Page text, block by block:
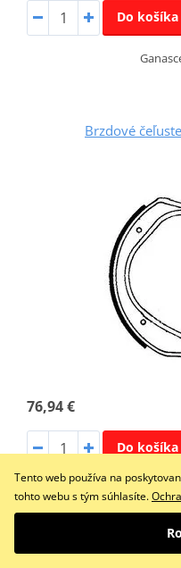
Do košíka
Brzdové
76,94 €
Do košíka
Tento web používa na
tohto webu s tým súhlasíte.